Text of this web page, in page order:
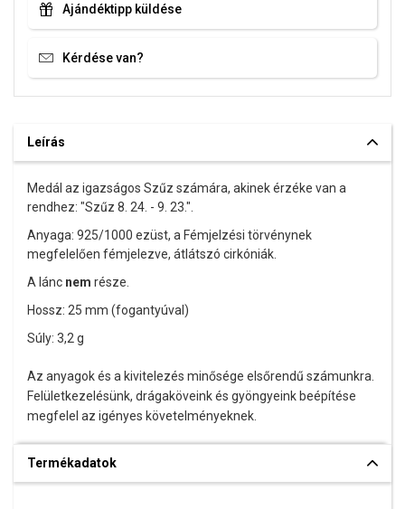
Ajándéktipp küldése
Kérdése van?
Leírás
Medál az igazságos Szűz számára, akinek érzéke van a
rendhez: "Szűz 8. 24. - 9. 23.".
Anyaga: 925/1000 ezüst, a Fémjelzési törvénynek
megfelelően fémjelezve, átlátszó cirkóniák.
A lánc nem része.
Hossz: 25 mm (fogantyúval)
Súly: 3,2 g
Az anyagok és a kivitelezés minősége elsőrendű számunkra.
Felületkezelésünk, drágaköveink és gyöngyeink beépítése
megfelel az igényes követelményeknek.
Termékadatok